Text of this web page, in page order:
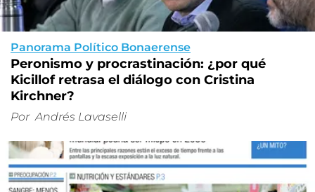
Panorama Político Bonaerense
Peronismo y procrastinación: ¿por qué
Kicillof retrasa el diálogo con Cristina
Kirchner?
Por Andrés Lavaselli